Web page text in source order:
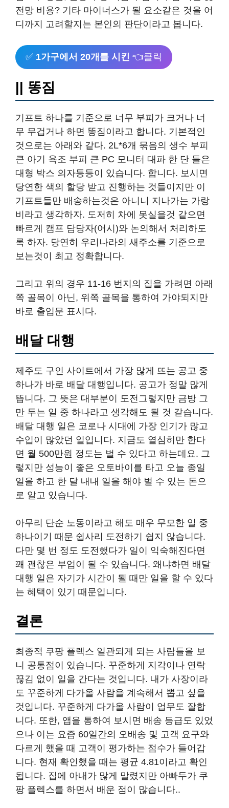
전망 비용? 기타 마이너스가 될 요소같은 것을 어
디까지 고려할지는 본인의 판단이라고 봅니다.
✅ 1가구에서 20개를 시킨 👈클릭
|| 똥짐
기프트 하나를 기준으로 너무 부피가 크거나 너
무 무겁거나 하면 똥짐이라고 합니다. 기본적인
것으로는 아래와 같다. 2L*6개 묶음의 생수 부피
큰 아기 욕조 부피 큰 PC 모니터 대파 한 단 들은
대형 박스 의자등등이 있습니다. 합니다. 보시면
당연한 색의 할당 받고 진행하는 것들이지만 이
기프트들만 배송하는것은 아니니 지나가는 가랑
비라고 생각하자. 도저히 차에 못실을것 같으면
빠르게 캠프 담당자(어시)와 논의해서 처리하도
록 하자. 당연히 우리나라의 새주소를 기준으로
보는것이 최고 정확합니다.
그리고 위의 경우 11-16 번지의 집을 가려면 아래
쪽 골목이 아닌, 위쪽 골목을 통하여 가야되지만
바로 출입문 표시다.
배달 대행
제주도 구인 사이트에서 가장 많게 뜨는 공고 중
하나가 바로 배달 대행입니다. 공고가 정말 많게
뜹니다. 그 뜻은 대부분이 도전그렇지만 금방 그
만 두는 일 중 하나라고 생각해도 될 것 같습니다.
배달 대행 일은 코로나 시대에 가장 인기가 많고
수입이 많았던 일입니다. 지금도 열심히만 한다
면 월 500만원 정도는 벌 수 있다고 하는데요. 그
렇지만 성능이 좋은 오토바이를 타고 오늘 종일
일을 하고 한 달 내내 일을 해야 벌 수 있는 돈으
로 알고 있습니다.
아무리 단순 노동이라고 해도 매우 무모한 일 중
하나이기 때문 쉽사리 도전하기 쉽지 않습니다.
다만 몇 번 정도 도전했다가 일이 익숙해진다면
꽤 괜찮은 부업이 될 수 있습니다. 왜냐하면 배달
대행 일은 자기가 시간이 될 때만 일을 할 수 있다
는 혜택이 있기 때문입니다.
결론
최종적 쿠팡 플렉스 일관되게 되는 사람들을 보
니 공통점이 있습니다. 꾸준하게 지각이나 연락
끊김 없이 일을 간다는 것입니다. 내가 사장이라
도 꾸준하게 다가올 사람을 계속해서 뽑고 싶을
것입니다. 꾸준하게 다가올 사람이 업무도 잘합
니다. 또한, 앱을 통하여 보시면 배송 등급도 있었
으나 이는 요즘 60일간의 오배송 및 고객 요구와
다르게 했을 때 고객이 평가하는 점수가 들어갑
니다. 현재 확인했을 때는 평균 4.81이라고 확인
됩니다. 집에 아내가 많게 말렸지만 아빠두가 쿠
팡 플렉스를 하면서 배운 점이 많습니다..